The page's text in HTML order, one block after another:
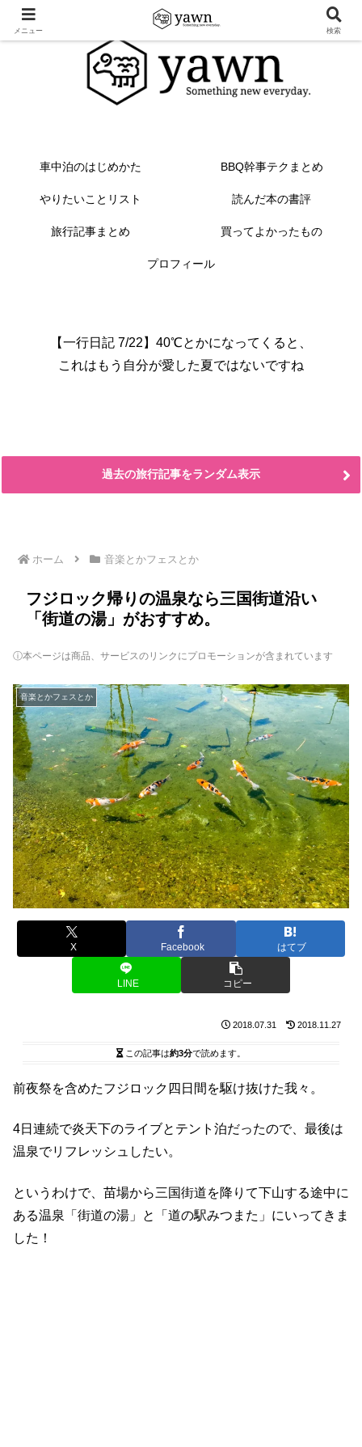
車中泊のはじめかた BBQ幹事テクまとめ
やりたいことリスト 読んだ本の書評
旅行記事まとめ 買ってよかったもの
プロフィール
【一行日記 7/22】40℃とかになってくると、
これはもう自分が愛した夏ではないですね
過去の旅行記事をランダム表示
ホーム 音楽とかフェスとか
フジロック帰りの温泉なら三国街道沿い
「街道の湯」がおすすめ。
ⓘ本ページは商品、サービスのリンクにプロモーションが含まれています
音楽とかフェスとか
X Facebook はてブ
LINE コピー
2018.07.31 2018.11.27
この記事は約3分で読めます。
前夜祭を含めたフジロック四日間を駆け抜けた我々。
4日連続で炎天下のライブとテント泊だったので、最後は
温泉でリフレッシュしたい。
というわけで、苗場から三国街道を降りて下山する途中に
ある温泉「街道の湯」と「道の駅みつまた」にいってきま
した！
メニュー 検索